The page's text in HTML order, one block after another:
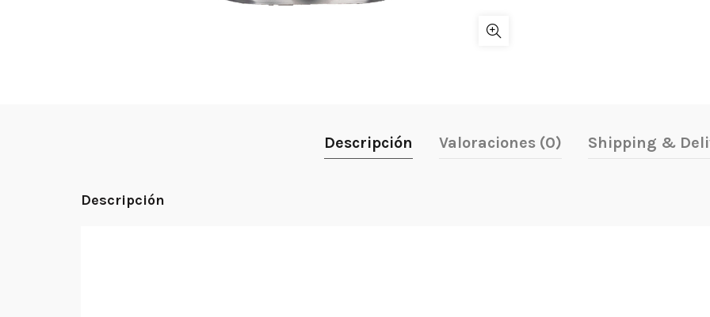
Descripción Valoraciones (0) Shipping &
Descripción